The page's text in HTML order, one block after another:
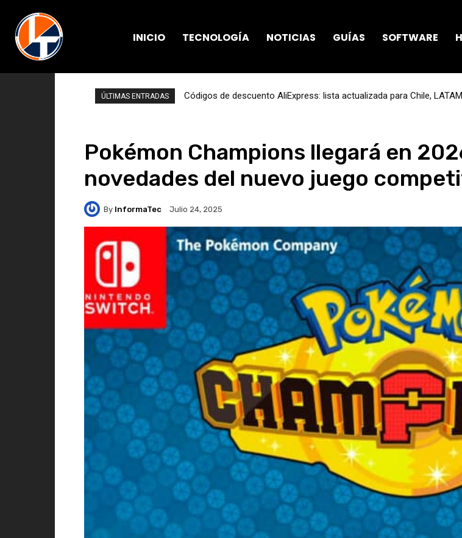
INICIO TECNOLOGÍA NOTICIAS GUÍAS SOFTWARE
ÚLTIMAS ENTRADAS Códigos de descuento AliExpress: lista actualizada para Chile,
Pokémon Champions llegará en
novedades del nuevo juego
By InformaTec Julio 24, 2025